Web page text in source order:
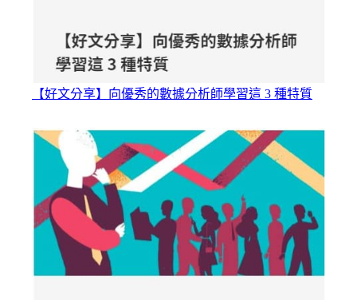
【好文分享】向優秀的數據分析師學習這 3 種特質